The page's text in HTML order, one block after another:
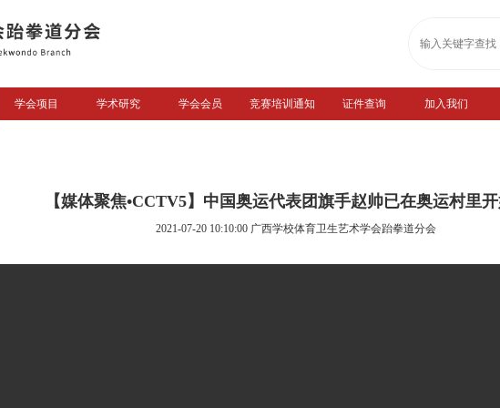
学会项目 学术研究 学会会员 竞赛培训通知 证件查询 加入我们
【媒体聚焦•CCTV5】中国奥运代表团旗手赵帅已在奥运村里
2021-07-20 10:10:00 广西学校体育卫生艺术学会跆拳道分会